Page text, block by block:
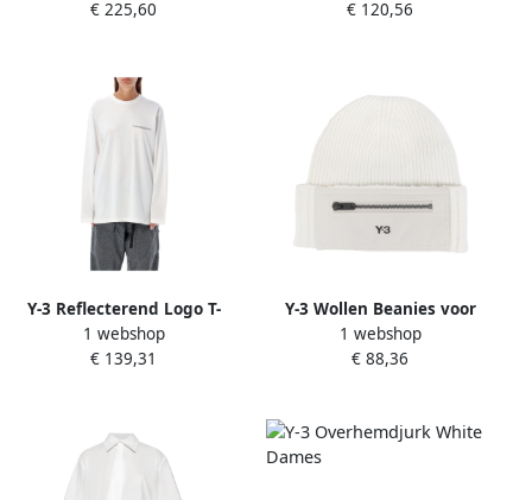
€ 225,60
€ 120,56
Y-3 Reflecterend Logo T-
Shirt Wit White Dames
1 webshop
€ 139,31
Y-3 Wollen Beanies voor
Stijlvolle Winterlook White
Unisex
1 webshop
€ 88,36